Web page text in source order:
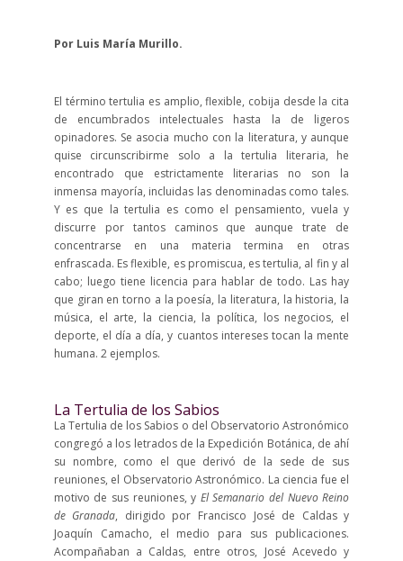
Por Luis María Murillo.
El término tertulia es amplio, flexible, cobija desde la cita
de encumbrados intelectuales hasta la de ligeros
opinadores. Se asocia mucho con la literatura, y aunque
quise circunscribirme solo a la tertulia literaria, he
encontrado que estrictamente literarias no son la
inmensa mayoría, incluidas las denominadas como tales.
Y es que la tertulia es como el pensamiento, vuela y
discurre por tantos caminos que aunque trate de
concentrarse en una materia termina en otras
enfrascada. Es flexible, es promiscua, es tertulia, al fin y al
cabo; luego tiene licencia para hablar de todo. Las hay
que giran en torno a la poesía, la literatura, la historia, la
música, el arte, la ciencia, la política, los negocios, el
deporte, el día a día, y cuantos intereses tocan la mente
humana. 2 ejemplos.
La Tertulia de los Sabios
La Tertulia de los Sabios o del Observatorio Astronómico
congregó a los letrados de la Expedición Botánica, de ahí
su nombre, como el que derivó de la sede de sus
reuniones, el Observatorio Astronómico. La ciencia fue el
motivo de sus reuniones, y El Semanario del Nuevo Reino
de Granada, dirigido por Francisco José de Caldas y
Joaquín Camacho, el medio para sus publicaciones.
Acompañaban a Caldas, entre otros, José Acevedo y